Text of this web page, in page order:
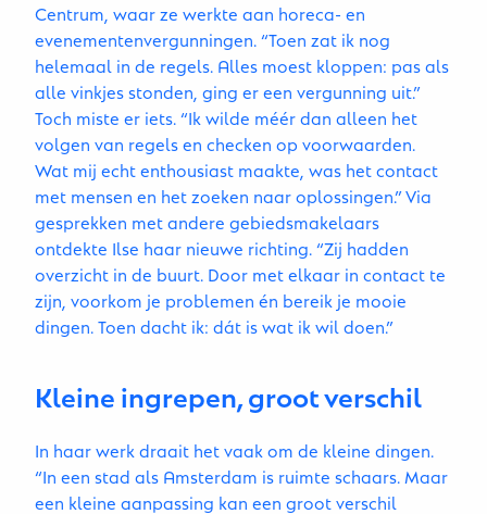
Centrum, waar ze werkte aan horeca- en
evenementenvergunningen. “Toen zat ik nog
helemaal in de regels. Alles moest kloppen: pas als
alle vinkjes stonden, ging er een vergunning uit.”
Toch miste er iets. “Ik wilde méér dan alleen het
volgen van regels en checken op voorwaarden.
Wat mij echt enthousiast maakte, was het contact
met mensen en het zoeken naar oplossingen.” Via
gesprekken met andere gebiedsmakelaars
ontdekte Ilse haar nieuwe richting. “Zij hadden
overzicht in de buurt. Door met elkaar in contact te
zijn, voorkom je problemen én bereik je mooie
dingen. Toen dacht ik: dát is wat ik wil doen.”
Kleine ingrepen, groot verschil
In haar werk draait het vaak om de kleine dingen.
“In een stad als Amsterdam is ruimte schaars. Maar
een kleine aanpassing kan een groot verschil